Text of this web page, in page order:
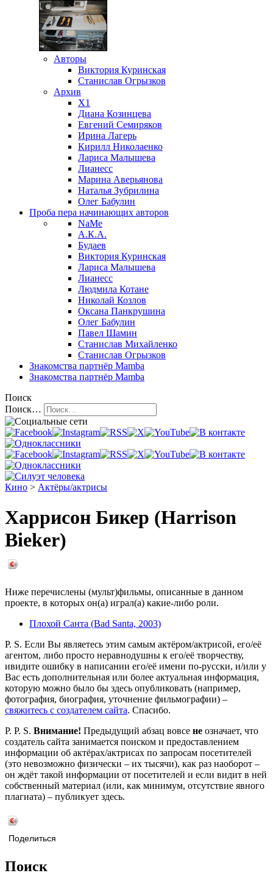
Авторы
Виктория Куринская
Станислав Огрызков
Архив
X1
Диана Козинцева
Евгений Семиряков
Ирина Лагерь
Кирилл Николаенко
Лариса Малышева
Лианесс
Марина Аверьянова
Наталья Зубрилина
Олег Бабулин
Проба пера начинающих авторов
NaMe
А.К.А.
Будаев
Виктория Куринская
Лариса Малышева
Лианесс
Людмила Котане
Николай Козлов
Оксана Панкрушина
Олег Бабулин
Павел Шамин
Станислав Михайленко
Станислав Огрызков
Знакомства партнёр Mamba
Знакомства партнёр Mamba
Поиск
Поиск…
Кино > Актёры/актрисы
Харрисон Бикер (Harrison
Bieker)
Ниже перечислены (мульт)фильмы, описанные в данном
проекте, в которых он(а) играл(а) какие-либо роли.
Плохой Санта (Bad Santa, 2003)
P. S. Если Вы являетесь этим самым актёром/актрисой, его/её
агентом, либо просто неравнодушны к его/её творчеству,
ивидите ошибку в написании его/её имени по-русски, и/или у
Вас есть дополнительная или более актуальная информация,
которую можно было бы здесь опубликовать (например,
фотография, биография, уточнение фильмографии) –
свяжитесь с создателем сайта. Спасибо.
P. P. S. Внимание! Предыдущий абзац вовсе не означает, что
создатель сайта занимается поиском и предоставлением
информации об актёрах/актрисах по запросам посетителей
(это невозможно физически – их тысячи), как раз наоборот –
он ждёт такой информации от посетителей и если видит в ней
собственный материал (или, как минимум, отсутствие явного
плагиата) – публикует здесь.
Поделиться
Поиск